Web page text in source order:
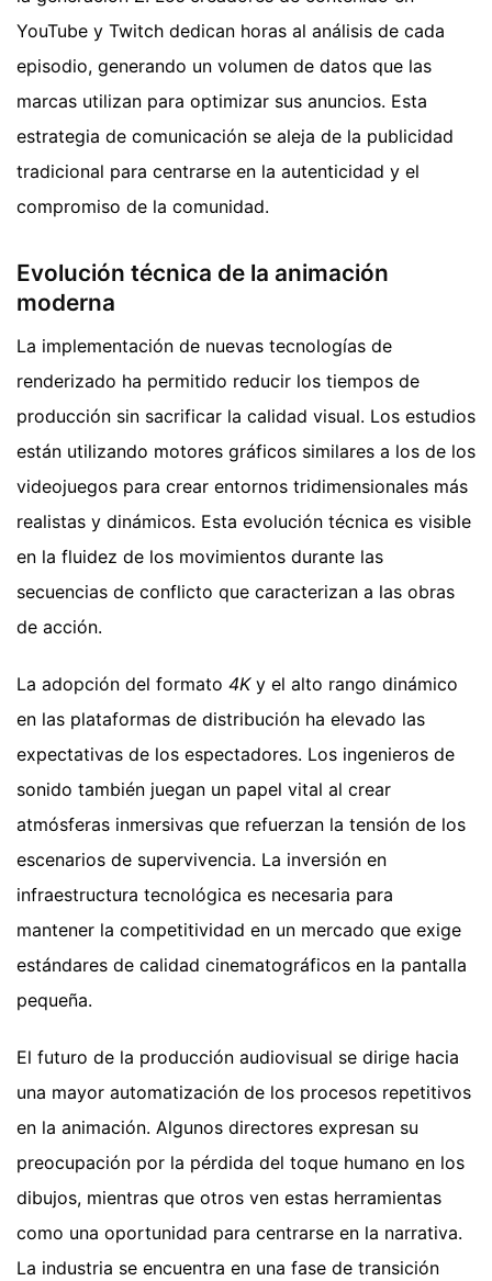
YouTube y Twitch dedican horas al análisis de cada
episodio, generando un volumen de datos que las
marcas utilizan para optimizar sus anuncios. Esta
estrategia de comunicación se aleja de la publicidad
tradicional para centrarse en la autenticidad y el
compromiso de la comunidad.
Evolución técnica de la animación
moderna
La implementación de nuevas tecnologías de
renderizado ha permitido reducir los tiempos de
producción sin sacrificar la calidad visual. Los estudios
están utilizando motores gráficos similares a los de los
videojuegos para crear entornos tridimensionales más
realistas y dinámicos. Esta evolución técnica es visible
en la fluidez de los movimientos durante las
secuencias de conflicto que caracterizan a las obras
de acción.
La adopción del formato 4Ky el alto rango dinámico
en las plataformas de distribución ha elevado las
expectativas de los espectadores. Los ingenieros de
sonido también juegan un papel vital al crear
atmósferas inmersivas que refuerzan la tensión de los
escenarios de supervivencia. La inversión en
infraestructura tecnológica es necesaria para
mantener la competitividad en un mercado que exige
estándares de calidad cinematográficos en la pantalla
pequeña.
El futuro de la producción audiovisual se dirige hacia
una mayor automatización de los procesos repetitivos
en la animación. Algunos directores expresan su
preocupación por la pérdida del toque humano en los
dibujos, mientras que otros ven estas herramientas
como una oportunidad para centrarse en la narrativa.
La industria se encuentra en una fase de transición